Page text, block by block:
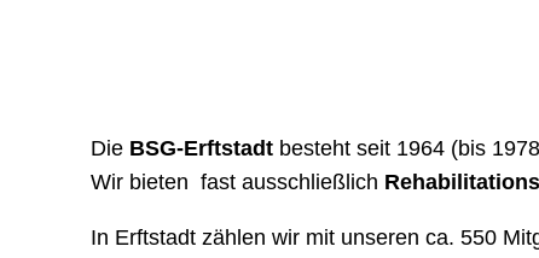
Die BSG-Erftstadt besteht seit 1964 (bis
Wir bieten fast ausschließlich
In Erftstadt zählen wir mit unseren ca. 550